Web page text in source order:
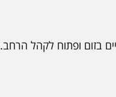
בזום ופתוח לקהל הרחב.